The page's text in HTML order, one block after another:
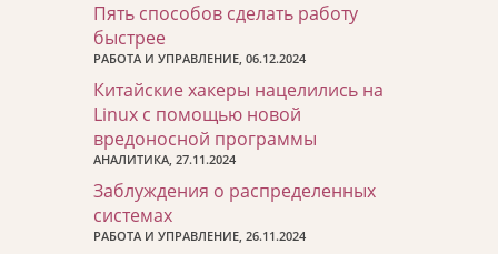
Пять способов сделать работу
быстрее
РАБОТА И УПРАВЛЕНИЕ, 06.12.2024
Китайские хакеры нацелились на
Linux с помощью новой
вредоносной программы
АНАЛИТИКА, 27.11.2024
Заблуждения о распределенных
системах
РАБОТА И УПРАВЛЕНИЕ, 26.11.2024